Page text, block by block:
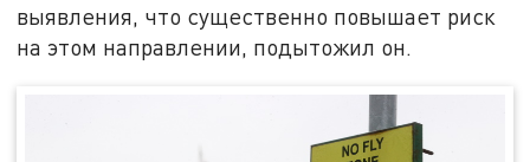
выявления, что существенно повышает риск
на этом направлении, подытожил он.